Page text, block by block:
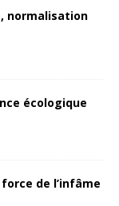
normalisation
écologique
de l’infâme